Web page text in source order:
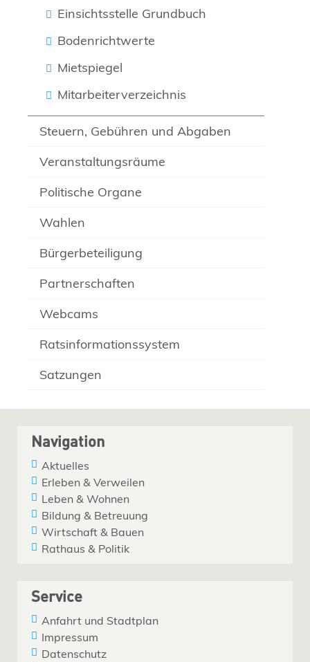
Einsichtsstelle Grundbuch
Bodenrichtwerte
Mietspiegel
Mitarbeiterverzeichnis
Steuern, Gebühren und Abgaben
Veranstaltungsräume
Politische Organe
Wahlen
Bürgerbeteiligung
Partnerschaften
Webcams
Ratsinformationssystem
Satzungen
Navigation
Aktuelles
Erleben & Verweilen
Leben & Wohnen
Bildung & Betreuung
Wirtschaft & Bauen
Rathaus & Politik
Service
Anfahrt und Stadtplan
Impressum
Datenschutz